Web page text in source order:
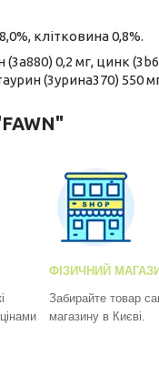
клітковина 0,8%.
(3а880) 0,2 мг, цинк
(3урина370) 550
ФІЗИЧНИЙ
Забирайте товар
магазину в Києві.